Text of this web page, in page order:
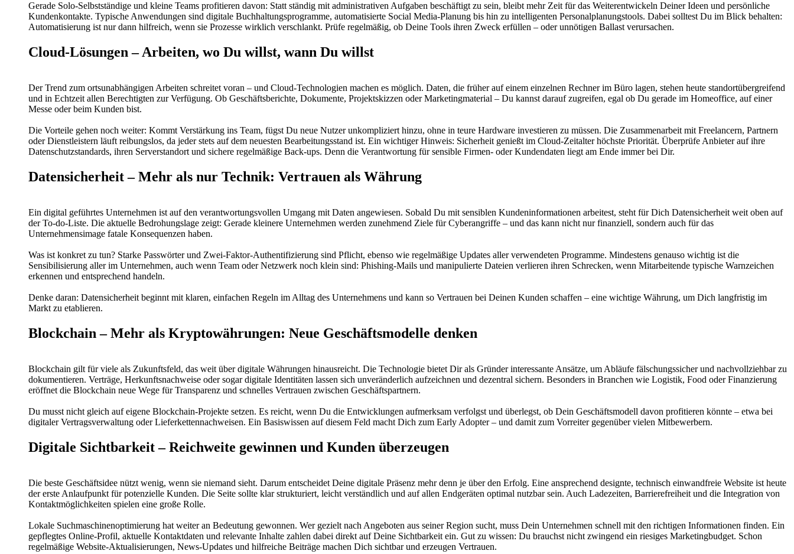
Gerade Solo-Selbstständige und kleine Teams profitieren davon: Statt ständig mit administrativen Aufgaben beschäftigt zu sein, bleibt mehr Zeit für das Weiterentwickeln Deiner Ideen und persönliche
Kundenkontakte. Typische Anwendungen sind digitale Buchhaltungsprogramme, automatisierte Social Media-Planung bis hin zu intelligenten Personalplanungstools. Dabei solltest Du im Blick behalten:
Automatisierung ist nur dann hilfreich, wenn sie Prozesse wirklich verschlankt. Prüfe regelmäßig, ob Deine Tools ihren Zweck erfüllen – oder unnötigen Ballast verursachen.
Cloud-Lösungen – Arbeiten, wo Du willst, wann Du willst
Der Trend zum ortsunabhängigen Arbeiten schreitet voran – und Cloud-Technologien machen es möglich. Daten, die früher auf einem einzelnen Rechner im Büro lagen, stehen heute standortübergreifend
und in Echtzeit allen Berechtigten zur Verfügung. Ob Geschäftsberichte, Dokumente, Projektskizzen oder Marketingmaterial – Du kannst darauf zugreifen, egal ob Du gerade im Homeoffice, auf einer
Messe oder beim Kunden bist.
Die Vorteile gehen noch weiter: Kommt Verstärkung ins Team, fügst Du neue Nutzer unkompliziert hinzu, ohne in teure Hardware investieren zu müssen. Die Zusammenarbeit mit Freelancern, Partnern
oder Dienstleistern läuft reibungslos, da jeder stets auf dem neuesten Bearbeitungsstand ist. Ein wichtiger Hinweis: Sicherheit genießt im Cloud-Zeitalter höchste Priorität. Überprüfe Anbieter auf ihre
Datenschutzstandards, ihren Serverstandort und sichere regelmäßige Back-ups. Denn die Verantwortung für sensible Firmen- oder Kundendaten liegt am Ende immer bei Dir.
Datensicherheit – Mehr als nur Technik: Vertrauen als Währung
Ein digital geführtes Unternehmen ist auf den verantwortungsvollen Umgang mit Daten angewiesen. Sobald Du mit sensiblen Kundeninformationen arbeitest, steht für Dich Datensicherheit weit oben auf
der To-do-Liste. Die aktuelle Bedrohungslage zeigt: Gerade kleinere Unternehmen werden zunehmend Ziele für Cyberangriffe – und das kann nicht nur finanziell, sondern auch für das
Unternehmensimage fatale Konsequenzen haben.
Was ist konkret zu tun? Starke Passwörter und Zwei-Faktor-Authentifizierung sind Pflicht, ebenso wie regelmäßige Updates aller verwendeten Programme. Mindestens genauso wichtig ist die
Sensibilisierung aller im Unternehmen, auch wenn Team oder Netzwerk noch klein sind: Phishing-Mails und manipulierte Dateien verlieren ihren Schrecken, wenn Mitarbeitende typische Warnzeichen
erkennen und entsprechend handeln.
Denke daran: Datensicherheit beginnt mit klaren, einfachen Regeln im Alltag des Unternehmens und kann so Vertrauen bei Deinen Kunden schaffen – eine wichtige Währung, um Dich langfristig im
Markt zu etablieren.
Blockchain – Mehr als Kryptowährungen: Neue Geschäftsmodelle denken
Blockchain gilt für viele als Zukunftsfeld, das weit über digitale Währungen hinausreicht. Die Technologie bietet Dir als Gründer interessante Ansätze, um Abläufe fälschungssicher und nachvollziehbar zu
dokumentieren. Verträge, Herkunftsnachweise oder sogar digitale Identitäten lassen sich unveränderlich aufzeichnen und dezentral sichern. Besonders in Branchen wie Logistik, Food oder Finanzierung
eröffnet die Blockchain neue Wege für Transparenz und schnelles Vertrauen zwischen Geschäftspartnern.
Du musst nicht gleich auf eigene Blockchain-Projekte setzen. Es reicht, wenn Du die Entwicklungen aufmerksam verfolgst und überlegst, ob Dein Geschäftsmodell davon profitieren könnte – etwa bei
digitaler Vertragsverwaltung oder Lieferkettennachweisen. Ein Basiswissen auf diesem Feld macht Dich zum Early Adopter – und damit zum Vorreiter gegenüber vielen Mitbewerbern.
Digitale Sichtbarkeit – Reichweite gewinnen und Kunden überzeugen
Die beste Geschäftsidee nützt wenig, wenn sie niemand sieht. Darum entscheidet Deine digitale Präsenz mehr denn je über den Erfolg. Eine ansprechend designte, technisch einwandfreie Website ist heute
der erste Anlaufpunkt für potenzielle Kunden. Die Seite sollte klar strukturiert, leicht verständlich und auf allen Endgeräten optimal nutzbar sein. Auch Ladezeiten, Barrierefreiheit und die Integration von
Kontaktmöglichkeiten spielen eine große Rolle.
Lokale Suchmaschinenoptimierung hat weiter an Bedeutung gewonnen. Wer gezielt nach Angeboten aus seiner Region sucht, muss Dein Unternehmen schnell mit den richtigen Informationen finden. Ein
gepflegtes Online-Profil, aktuelle Kontaktdaten und relevante Inhalte zahlen dabei direkt auf Deine Sichtbarkeit ein. Gut zu wissen: Du brauchst nicht zwingend ein riesiges Marketingbudget. Schon
regelmäßige Website-Aktualisierungen, News-Updates und hilfreiche Beiträge machen Dich sichtbar und erzeugen Vertrauen.